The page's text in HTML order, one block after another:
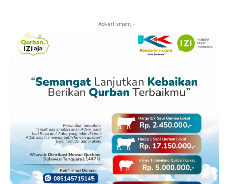
- Advertisment -